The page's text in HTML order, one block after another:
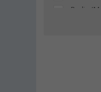
Berlin